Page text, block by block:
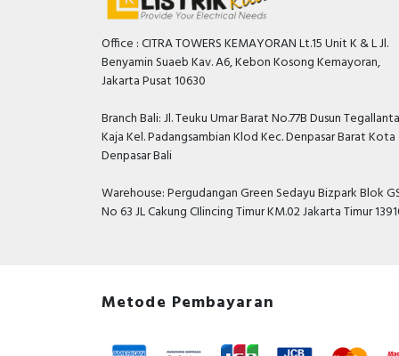
Office : CITRA TOWERS KEMAYORAN Lt.15 Unit K & L Jl.
Benyamin Suaeb Kav. A6, Kebon Kosong Kemayoran,
Jakarta Pusat 10630
Branch Bali: Jl. Teuku Umar Barat No.77B Dusun
Kaja Kel. Padangsambian Klod Kec. Denpasar Barat Kota
Denpasar Bali
Warehouse: Pergudangan Green Sedayu Bizpark Blok
No 63 JL Cakung CIlincing Timur KM.02 Jakarta Timur
Metode Pembayaran